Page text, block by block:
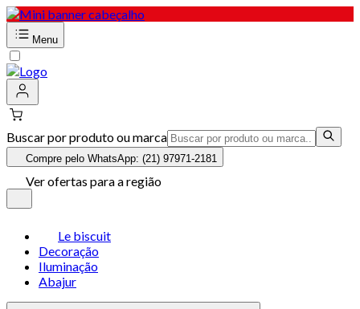
Menu
Buscar por produto ou marca
Compre pelo WhatsApp: (21) 97971-2181
Ver ofertas para a região
Le biscuit
Decoração
Iluminação
Abajur